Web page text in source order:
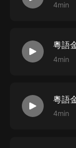
4min
粵語
4min
粵語
4min